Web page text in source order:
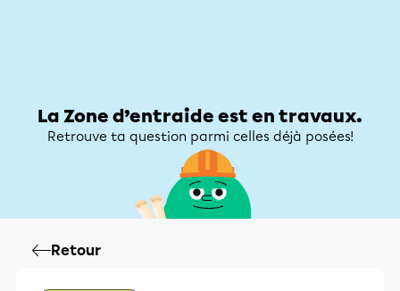
La Zone d’entraide est en travaux.
Retrouve ta question parmi celles déjà posées!
Retour